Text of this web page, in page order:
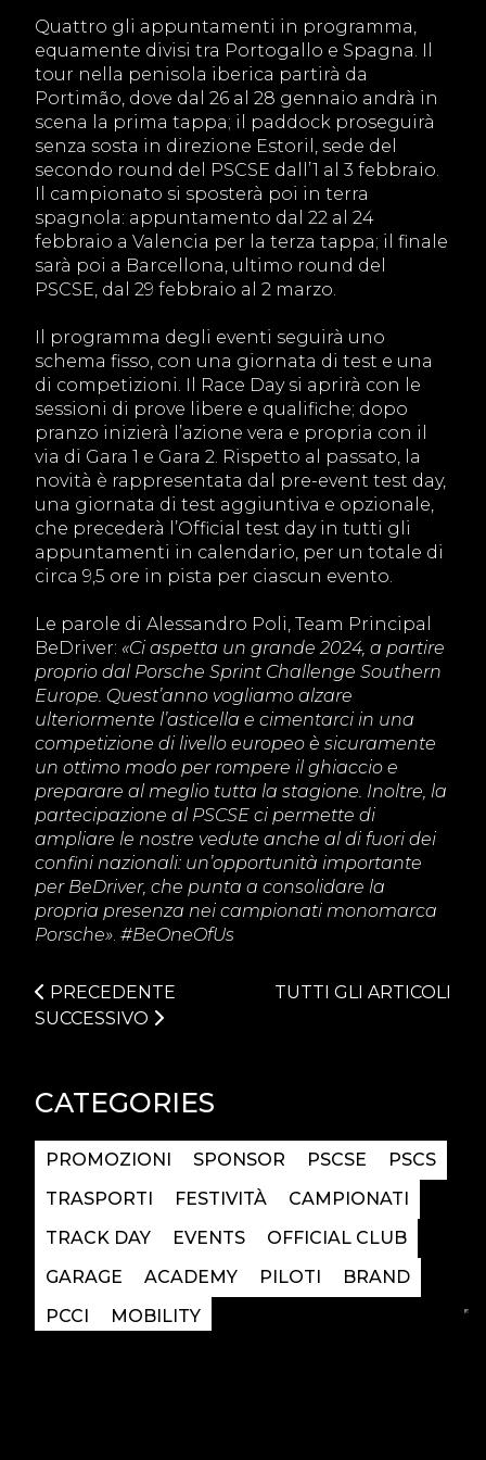
Quattro gli appuntamenti in programma,
equamente divisi tra Portogallo e Spagna. Il
tour nella penisola iberica partirà da
Portimão, dove dal 26 al 28 gennaio andrà in
scena la prima tappa; il paddock proseguirà
senza sosta in direzione Estoril, sede del
secondo round del PSCSE dall’1 al 3 febbraio.
Il campionato si sposterà poi in terra
spagnola: appuntamento dal 22 al 24
febbraio a Valencia per la terza tappa; il finale
sarà poi a Barcellona, ultimo round del
PSCSE, dal 29 febbraio al 2 marzo.
Il programma degli eventi seguirà uno
schema fisso, con una giornata di test e una
di competizioni. Il Race Day si aprirà con le
sessioni di prove libere e qualifiche; dopo
pranzo inizierà l’azione vera e propria con il
via di Gara 1 e Gara 2. Rispetto al passato, la
novità è rappresentata dal pre-event test day,
una giornata di test aggiuntiva e opzionale,
che precederà l’Official test day in tutti gli
appuntamenti in calendario, per un totale di
circa 9,5 ore in pista per ciascun evento.
Le parole di Alessandro Poli, Team Principal
BeDriver: «Ci aspetta un grande 2024, a partire
proprio dal Porsche Sprint Challenge Southern
Europe. Quest’anno vogliamo alzare
ulteriormente l’asticella e cimentarci in una
competizione di livello europeo è sicuramente
un ottimo modo per rompere il ghiaccio e
preparare al meglio tutta la stagione. Inoltre, la
partecipazione al PSCSE ci permette di
ampliare le nostre vedute anche al di fuori dei
confini nazionali: un’opportunità importante
per BeDriver, che punta a consolidare la
propria presenza nei campionati monomarca
Porsche» #BeOneOfUs
PRECEDENTE
TUTTI GLI ARTICOLI
SUCCESSIVO
CATEGORIES
PROMOZIONI SPONSOR PSCSE
PSCS
TRASPORTI
FESTIVITÀ
CAMPIONATI
TRACK DAY
EVENTS
OFFICIAL CLUB
GARAGE
ACADEMY PILOTI
BRAND
PCCI
MOBILITY